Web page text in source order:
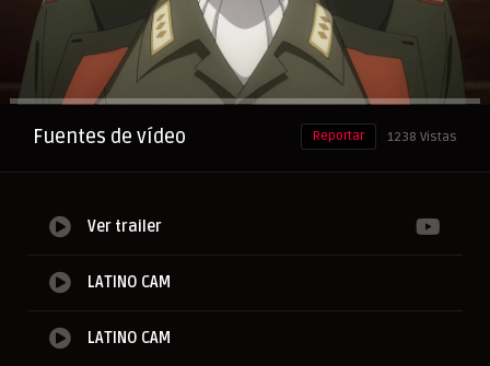
Anuncio
Fuentes de vídeo 1238 Vistas
Reportar
Ver trailer
LATINO CAM
LATINO CAM